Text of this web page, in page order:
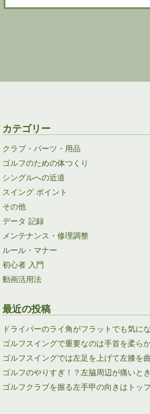
カテゴリー
クラブ・パーツ・用品
ゴルフのための体つくり
シングルへの近道
スイング ポイント
その他
データ 記録
メンテナンス・修理調整
ルール・マナー
初心者 入門
動画活用法
最近の投稿
ドライバーのライ角がフラットでも気に
ゴルフスイングで重要なのは手首を柔ら
ゴルフスイングでは左足を上げて左膝を
ゴルフのやりすぎ！？左脇周辺が痛いと
ゴルフクラブを握る左手甲の向きはトッ